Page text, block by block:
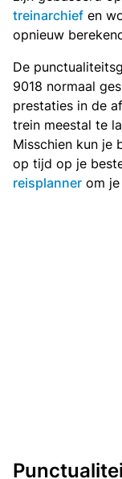
treinarchief en
opnieuw
De
9018 normaal
prestaties in de
trein meestal te
Misschien kun je
op tijd op je
reisplanner om